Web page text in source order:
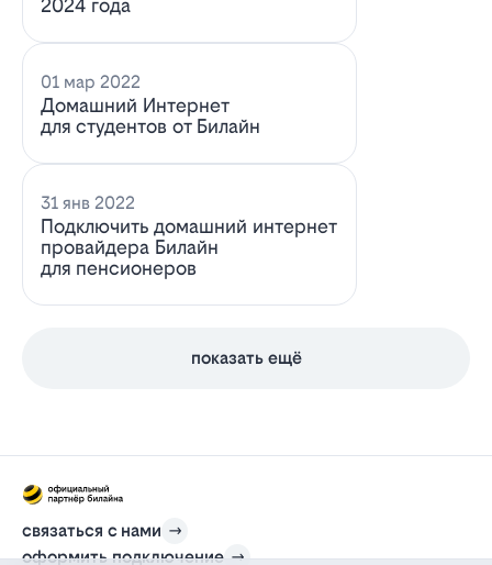
2024 года
01 мар 2022
Домашний Интернет
для студентов от Билайн
31 янв 2022
Подключить домашний интернет
провайдера Билайн
для пенсионеров
показать ещё
связаться с нами
оформить подключение